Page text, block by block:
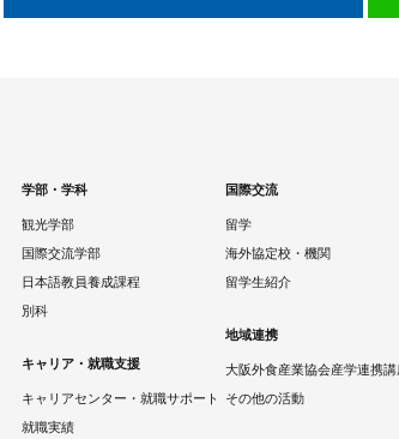
学部・学科
観光学部
国際交流学部
日本語教員養成課程
別科
キャリア・就職支援
キャリアセンター・就職サポート
就職実績
国際交流
留学
海外協定校・機関
留学生紹介
地域連携
大阪外食産業協会産学連携講
その他の活動